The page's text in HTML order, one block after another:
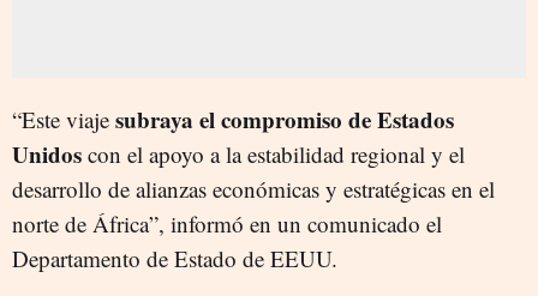
“Este viaje subraya el compromiso de Estados
Unidos con el apoyo a la estabilidad regional y el
desarrollo de alianzas económicas y estratégicas en el
norte de África”, informó en un comunicado el
Departamento de Estado de EEUU.